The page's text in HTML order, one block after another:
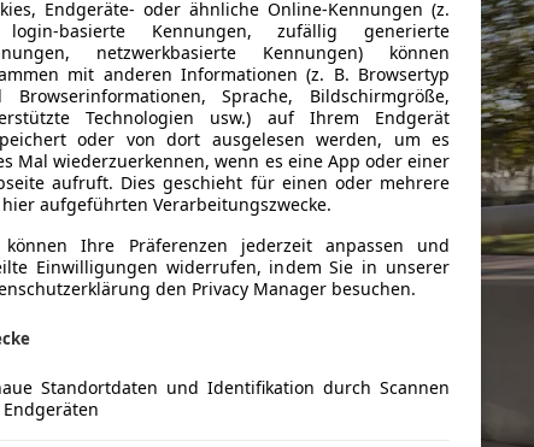
Endgeräte- oder ähnliche Online-Kennungen (z.
basierte Kennungen, zufällig generierte
netzwerkbasierte Kennungen) können
mit anderen Informationen (z. B. Browsertyp
Browserinformationen, Sprache, Bildschirmgröße,
Technologien usw.) auf Ihrem Endgerät
oder von dort ausgelesen werden, um es
Mal wiederzuerkennen, wenn es eine App oder einer
aufruft. Dies geschieht für einen oder mehrere
aufgeführten Verarbeitungszwecke.
können Ihre Präferenzen jederzeit anpassen und
Einwilligungen widerrufen, indem Sie in unserer
den Privacy Manager besuchen.
Standortdaten und Identifikation durch Scannen